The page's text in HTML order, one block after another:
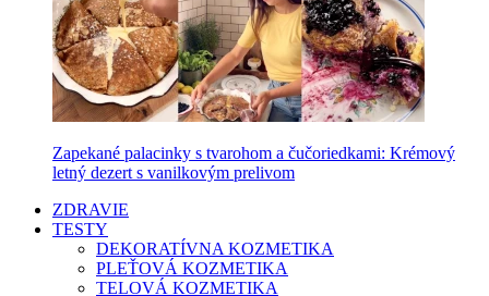
Zapekané palacinky s tvarohom a čučoriedkami: Krémový
letný dezert s vanilkovým prelivom
ZDRAVIE
TESTY
DEKORATÍVNA KOZMETIKA
PLEŤOVÁ KOZMETIKA
TELOVÁ KOZMETIKA